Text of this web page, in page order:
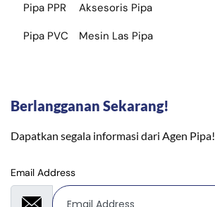
Pipa PPR
Pipa PVC
Aksesoris Pipa
Mesin Las Pipa
Berlangganan Sekarang!
Dapatkan segala informasi dari Agen Pipa!
Email Address